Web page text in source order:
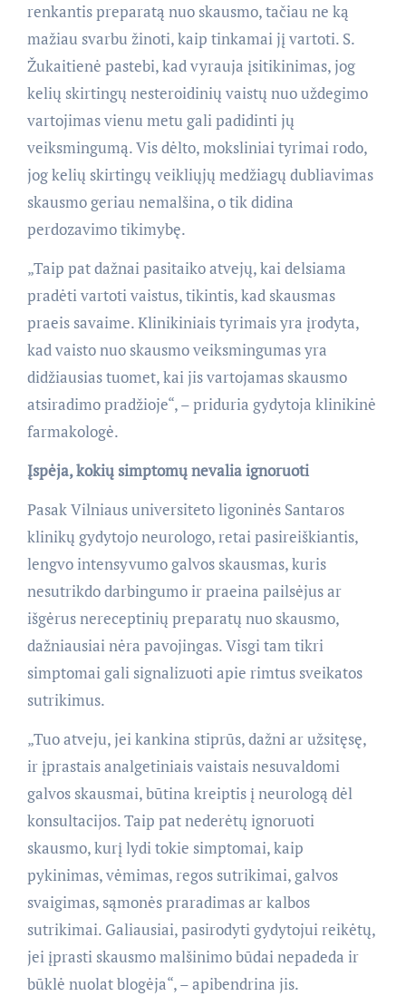
renkantis preparatą nuo skausmo, tačiau ne ką
mažiau svarbu žinoti, kaip tinkamai jį vartoti. S.
Žukaitienė pastebi, kad vyrauja įsitikinimas, jog
kelių skirtingų nesteroidinių vaistų nuo uždegimo
vartojimas vienu metu gali padidinti jų
veiksmingumą. Vis dėlto, moksliniai tyrimai rodo,
jog kelių skirtingų veikliųjų medžiagų dubliavimas
skausmo geriau nemalšina, o tik didina
perdozavimo tikimybę.
„Taip pat dažnai pasitaiko atvejų, kai delsiama
pradėti vartoti vaistus, tikintis, kad skausmas
praeis savaime. Klinikiniais tyrimais yra įrodyta,
kad vaisto nuo skausmo veiksmingumas yra
didžiausias tuomet, kai jis vartojamas skausmo
atsiradimo pradžioje“, – priduria gydytoja klinikinė
farmakologė.
Įspėja, kokių simptomų nevalia ignoruoti
Pasak Vilniaus universiteto ligoninės Santaros
klinikų gydytojo neurologo, retai pasireiškiantis,
lengvo intensyvumo galvos skausmas, kuris
nesutrikdo darbingumo ir praeina pailsėjus ar
išgėrus nereceptinių preparatų nuo skausmo,
dažniausiai nėra pavojingas. Visgi tam tikri
simptomai gali signalizuoti apie rimtus sveikatos
sutrikimus.
„Tuo atveju, jei kankina stiprūs, dažni ar užsitęsę,
ir įprastais analgetiniais vaistais nesuvaldomi
galvos skausmai, būtina kreiptis į neurologą dėl
konsultacijos. Taip pat nederėtų ignoruoti
skausmo, kurį lydi tokie simptomai, kaip
pykinimas, vėmimas, regos sutrikimai, galvos
svaigimas, sąmonės praradimas ar kalbos
sutrikimai. Galiausiai, pasirodyti gydytojui reikėtų,
jei įprasti skausmo malšinimo būdai nepadeda ir
būklė nuolat blogėja“, – apibendrina jis.